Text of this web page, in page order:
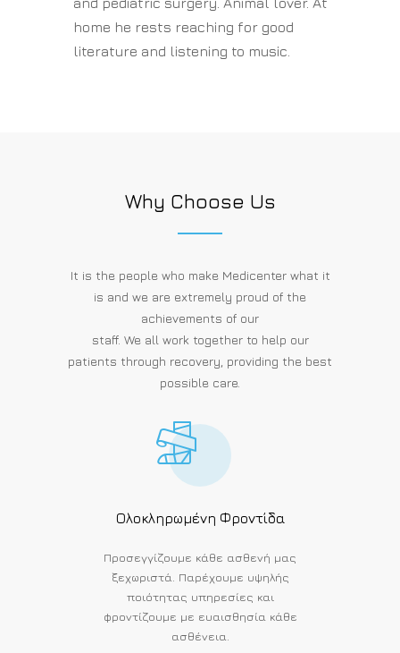
home he rests reaching for good
literature and listening to music.
Why Choose Us
It is the people who make Medicenter what it
is and we are extremely proud of the
achievements of our
staff. We all work together to help our
patients through recovery, providing the best
possible care.
Ολοκληρωμένη Φροντίδα
Προσεγγίζουμε κάθε ασθενή μας
ξεχωριστά. Παρέχουμε υψηλής
ποιότητας υπηρεσίες και
φροντίζουμε με ευαισθησία κάθε
ασθένεια.